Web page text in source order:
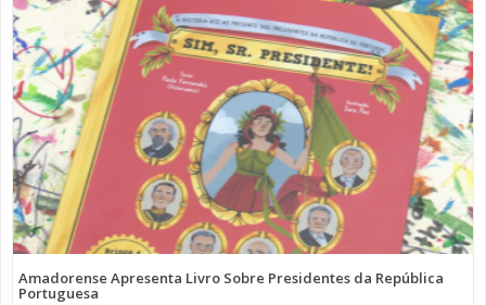
Amadorense Apresenta Livro Sobre Presidentes da República
Portuguesa